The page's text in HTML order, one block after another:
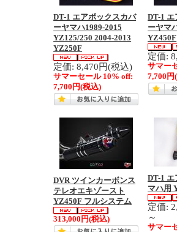
DT-1 エアボックスカバ
ーヤマハ1989-2015
YZ125/250 2004-2013
YZ250F
定価: 8,470円(税込)
サマーセール 10% off:
7,700円(税込)
DT-1
ーヤマ
YZ450F
定価:
サマー
7,700円
DVR ツインカーボンス
テレオエキゾースト
YZ450F フルシステム
313,000円(税込)
DT-1 エ
マハ用
定価:
～
サマー